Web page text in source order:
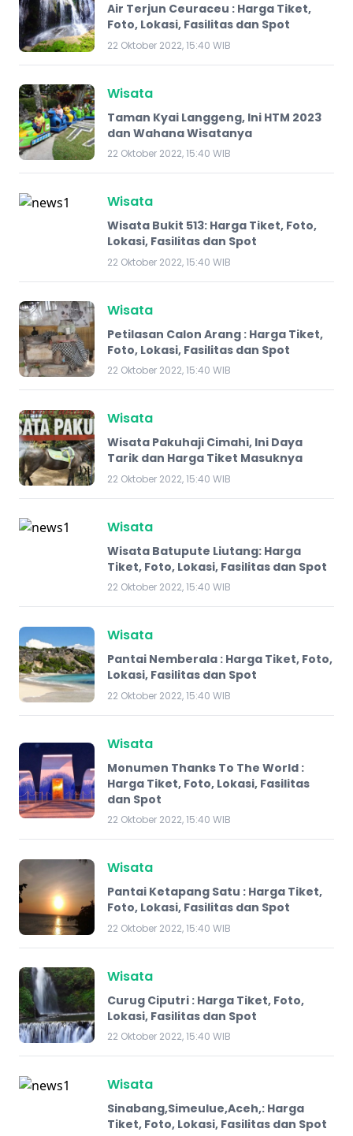
Air Terjun Ceuraceu : Harga Tiket,
Foto, Lokasi, Fasilitas dan Spot
22 Oktober 2022, 15:40 WIB
Wisata
Taman Kyai Langgeng, Ini HTM 2023
dan Wahana Wisatanya
22 Oktober 2022, 15:40 WIB
Wisata
Wisata Bukit 513: Harga Tiket, Foto,
Lokasi, Fasilitas dan Spot
22 Oktober 2022, 15:40 WIB
Wisata
​Petilasan Calon Arang : Harga Tiket,
Foto, Lokasi, Fasilitas dan Spot
22 Oktober 2022, 15:40 WIB
Wisata
Wisata Pakuhaji Cimahi, Ini Daya
Tarik dan Harga Tiket Masuknya
22 Oktober 2022, 15:40 WIB
Wisata
Wisata Batupute Liutang: Harga
Tiket, Foto, Lokasi, Fasilitas dan Spot
22 Oktober 2022, 15:40 WIB
Wisata
Pantai Nemberala : Harga Tiket, Foto,
Lokasi, Fasilitas dan Spot
22 Oktober 2022, 15:40 WIB
Wisata
Monumen Thanks To The World :
Harga Tiket, Foto, Lokasi, Fasilitas
dan Spot
22 Oktober 2022, 15:40 WIB
Wisata
Pantai Ketapang Satu : Harga Tiket,
Foto, Lokasi, Fasilitas dan Spot
22 Oktober 2022, 15:40 WIB
Wisata
Curug Ciputri : Harga Tiket, Foto,
Lokasi, Fasilitas dan Spot
22 Oktober 2022, 15:40 WIB
Wisata
Sinabang,Simeulue,Aceh,: Harga
Tiket, Foto, Lokasi, Fasilitas dan Spot